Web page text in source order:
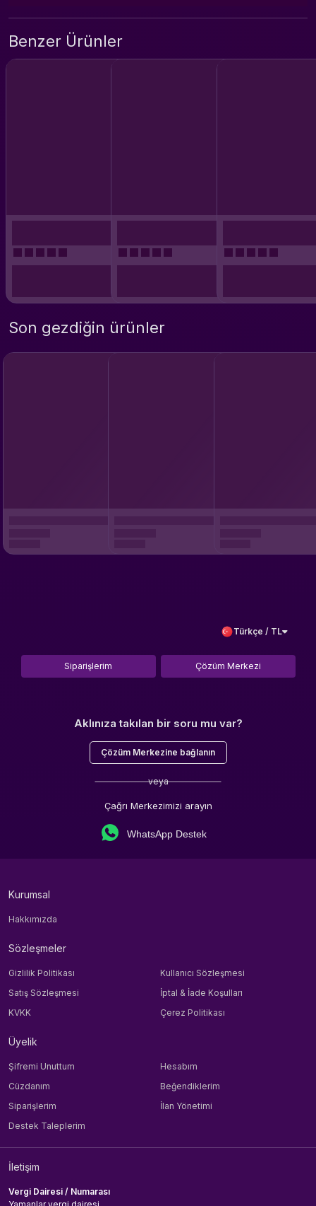
Benzer Ürünler
Son gezdiğin ürünler
Türkçe / TL
Siparişlerim Çözüm Merkezi
Aklınıza takılan bir soru mu var?
Çözüm Merkezine bağlanın
veya
Çağrı Merkezimizi arayın
WhatsApp Destek
Kurumsal
Hakkımızda
Sözleşmeler
Gizlilik Politikası
Kullanıcı Sözleşmesi
Satış Sözleşmesi
İptal & İade Koşulları
KVKK
Çerez Politikası
Üyelik
Şifremi Unuttum
Hesabım
Cüzdanım
Beğendiklerim
Siparişlerim
İlan Yönetimi
Destek Taleplerim
İletişim
Vergi Dairesi / Numarası